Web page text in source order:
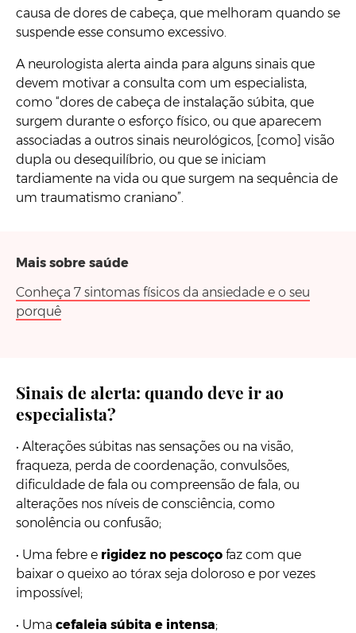
causa de dores de cabeça, que melhoram quando se
suspende esse consumo excessivo.
A neurologista alerta ainda para alguns sinais que
devem motivar a consulta com um especialista,
como “dores de cabeça de instalação súbita, que
surgem durante o esforço físico, ou que aparecem
associadas a outros sinais neurológicos, [como] visão
dupla ou desequilíbrio, ou que se iniciam
tardiamente na vida ou que surgem na sequência de
um traumatismo craniano”.
Mais sobre saúde
Conheça 7 sintomas físicos da ansiedade e o seu
porquê
Sinais de alerta: quando deve ir ao
especialista?
• Alterações súbitas nas sensações ou na visão,
fraqueza, perda de coordenação, convulsões,
dificuldade de fala ou compreensão de fala, ou
alterações nos níveis de consciência, como
sonolência ou confusão;
• Uma febre e rigidez no pescoço faz com que
baixar o queixo ao tórax seja doloroso e por vezes
impossível;
• Uma cefaleia súbita e intensa;